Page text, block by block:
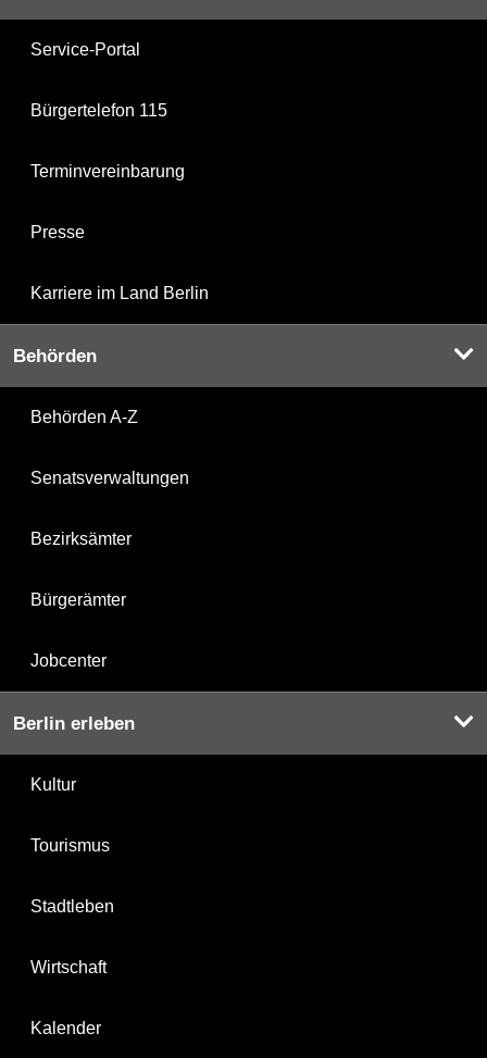
Service-Portal
Bürgertelefon 115
Terminvereinbarung
Presse
Karriere im Land Berlin
Behörden
Behörden A-Z
Senatsverwaltungen
Bezirksämter
Bürgerämter
Jobcenter
Berlin erleben
Kultur
Tourismus
Stadtleben
Wirtschaft
Kalender